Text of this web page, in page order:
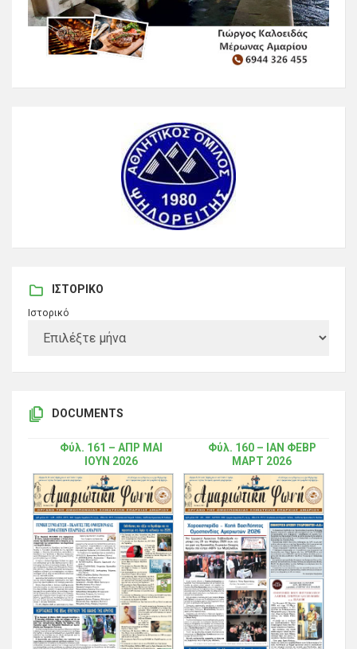
ΙΣΤΟΡΙΚΌ
Ιστορικό
DOCUMENTS
Φύλ. 161 – ΑΠΡ ΜΑΙ
ΙΟΥΝ 2026
Φύλ. 160 – ΙΑΝ ΦΕΒΡ
ΜΑΡΤ 2026